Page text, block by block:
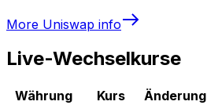
More Uniswap info
Live-Wechselkurse
Währung Kurs
Änderung